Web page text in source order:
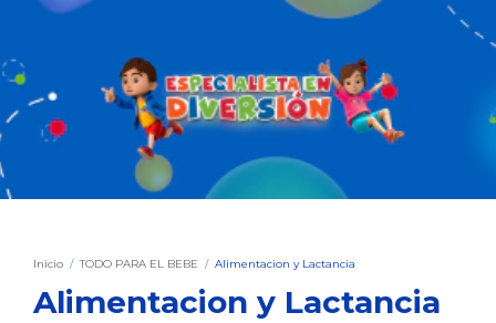
Inicio / TODO PARA EL BEBE / Alimentacion y Lactancia
Alimentacion y Lactancia